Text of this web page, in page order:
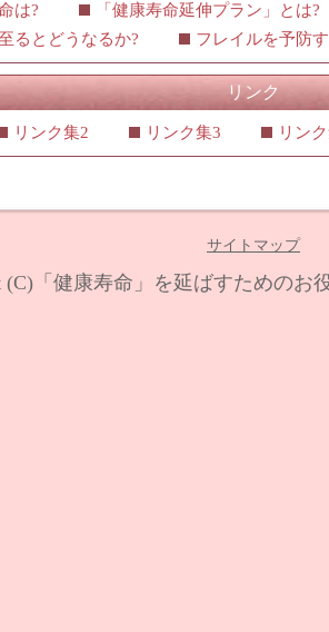
は?
「健康寿命延伸プラン」とは?
るとどうなるか?
フレイルを予防
リンク
リンク集2 リンク集3 リン
サイトマップ
(C)「健康寿命」を延ばすためのお